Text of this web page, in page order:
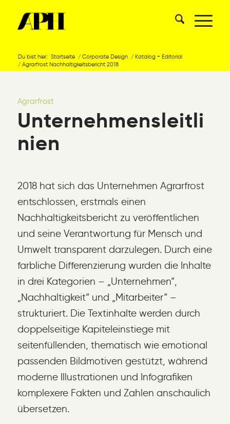
Du bist hier: Startseite / Corporate Design / Katalog + Editorial
/ Agrarfrost Nachhaltigkeitsbericht 2018
Agrarfrost
Unternehmensleitli
nien
2018 hat sich das Unternehmen Agrarfrost
entschlossen, erstmals einen
Nachhaltigkeitsbericht zu veröffentlichen
und seine Verantwortung für Mensch und
Umwelt transparent darzulegen. Durch eine
farbliche Differenzierung wurden die Inhalte
in drei Kategorien – „Unternehmen“,
„Nachhaltigkeit“ und „Mitarbeiter“ –
strukturiert. Die Textinhalte werden durch
doppelseitige Kapiteleinstiege mit
seitenfüllenden, thematisch wie emotional
passenden Bildmotiven gestützt, während
moderne Illustrationen und Infografiken
komplexere Fakten und Zahlen anschaulich
übersetzen.